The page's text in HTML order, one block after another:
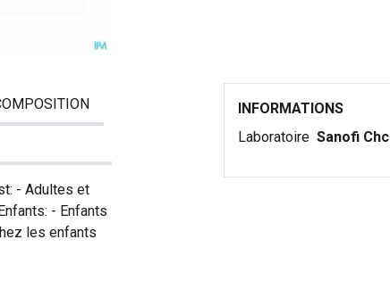
- Adultes et
- Enfants
les enfants
INFORMATIONS
Laboratoire Sanofi Chc